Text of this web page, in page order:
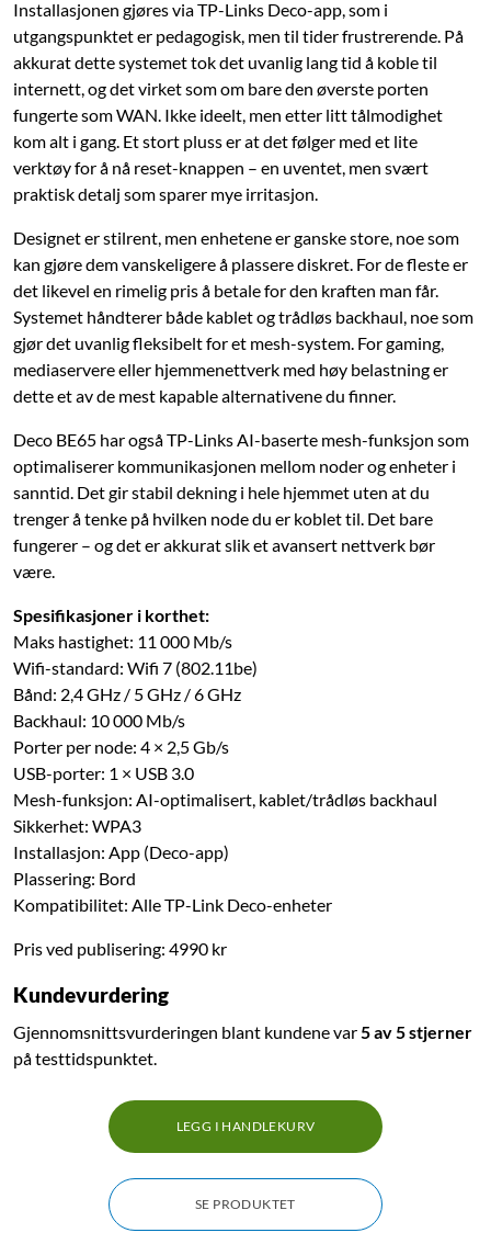
Installasjonen gjøres via TP-Links Deco-app, som i
utgangspunktet er pedagogisk, men til tider frustrerende. På
akkurat dette systemet tok det uvanlig lang tid å koble til
internett, og det virket som om bare den øverste porten
fungerte som WAN. Ikke ideelt, men etter litt tålmodighet
kom alt i gang. Et stort pluss er at det følger med et lite
verktøy for å nå reset-knappen – en uventet, men svært
praktisk detalj som sparer mye irritasjon.
Designet er stilrent, men enhetene er ganske store, noe som
kan gjøre dem vanskeligere å plassere diskret. For de fleste er
det likevel en rimelig pris å betale for den kraften man får.
Systemet håndterer både kablet og trådløs backhaul, noe som
gjør det uvanlig fleksibelt for et mesh-system. For gaming,
mediaservere eller hjemmenettverk med høy belastning er
dette et av de mest kapable alternativene du finner.
Deco BE65 har også TP-Links AI-baserte mesh-funksjon som
optimaliserer kommunikasjonen mellom noder og enheter i
sanntid. Det gir stabil dekning i hele hjemmet uten at du
trenger å tenke på hvilken node du er koblet til. Det bare
fungerer – og det er akkurat slik et avansert nettverk bør
være.
Spesifikasjoner i korthet:
Maks hastighet: 11 000 Mb/s
Wifi-standard: Wifi 7 (802.11be)
Bånd: 2,4 GHz / 5 GHz / 6 GHz
Backhaul: 10 000 Mb/s
Porter per node: 4 × 2,5 Gb/s
USB-porter: 1 × USB 3.0
Mesh-funksjon: AI-optimalisert, kablet/trådløs backhaul
Sikkerhet: WPA3
Installasjon: App (Deco-app)
Plassering: Bord
Kompatibilitet: Alle TP-Link Deco-enheter
Pris ved publisering: 4990 kr
Kundevurdering
Gjennomsnittsvurderingen blant kundene var5 av 5 stjerner
på testtidspunktet.
LEGG I HANDLEKURV
SE PRODUKTET